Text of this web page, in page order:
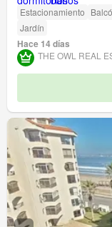
Estacionamiento
Jardín
Hace 14 días
THE OWL REAL